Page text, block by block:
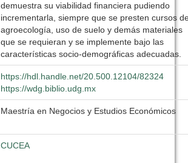
demuestra su viabilidad financiera pudiendo
incrementarla, siempre que se presten cursos
agroecología, uso de suelo y demás materiales
que se requieran y se implemente bajo las
características socio-demográficas adecuadas.
https://hdl.handle.net/20.500.12104/82324
https://wdg.biblio.udg.mx
Maestría en Negocios y Estudios Económicos
CUCEA